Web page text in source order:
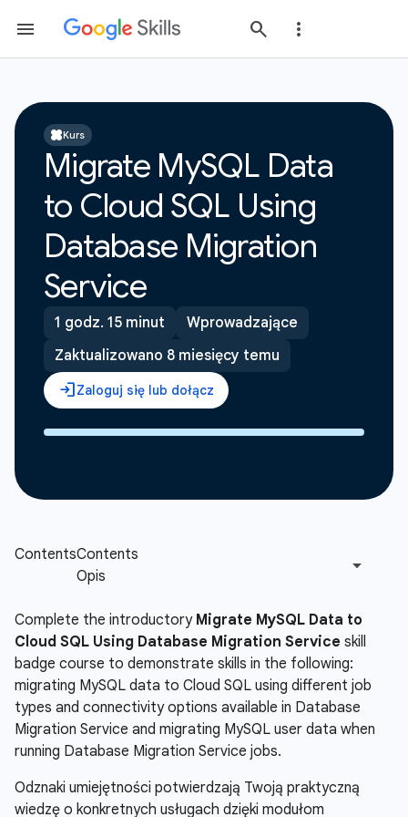
Kurs
Migrate MySQL Data
to Cloud SQL Using
Database Migration
Service
1 godz. 15 minut
Wprowadzające
Zaktualizowano 8 miesięcy temu
Complete the introductory Migrate MySQL Data to
Cloud SQL Using Database Migration Service skill
badge course to demonstrate skills in the following:
migrating MySQL data to Cloud SQL using different job
types and connectivity options available in Database
Migration Service and migrating MySQL user data when
running Database Migration Service jobs.
Odznaki umiejętności potwierdzają Twoją praktyczną
wiedzę o konkretnych usługach dzięki modułom